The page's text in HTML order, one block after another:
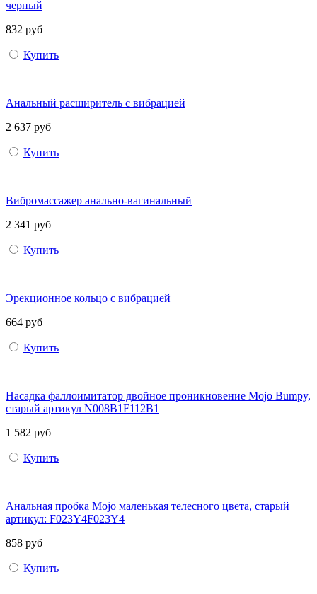
черный
832 руб
Купить
Анальный расширитель с вибрацией
2 637 руб
Купить
Вибромассажер анально-вагинальный
2 341 руб
Купить
Эрекционное кольцо с вибрацией
664 руб
Купить
Насадка фаллоимитатор двойное проникновение Mojo Bumpy,
старый артикул N008B1F112B1
1 582 руб
Купить
Анальная пробка Mojo маленькая телесного цвета, старый
артикул: F023Y4F023Y4
858 руб
Купить